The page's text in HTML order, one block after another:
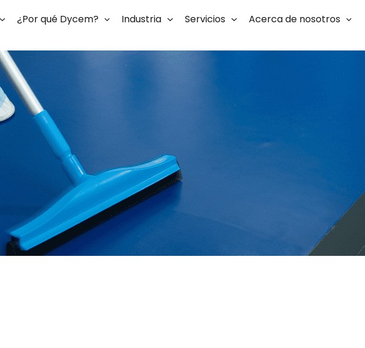
¿Por qué Dycem? Industria Servicios
Acerca de nosotros